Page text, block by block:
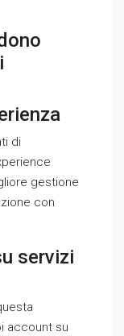
di
gestione
con
servizi
account su